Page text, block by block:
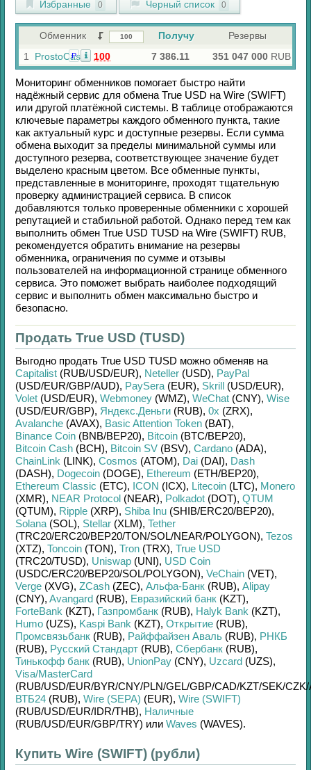
Избранные 0 Черный список 0
Обменник Получу
Резервы
1
ProstoCash
Р 100 7 386.11 351 047 000 RUB
Мониторинг обменников помогает быстро найти
надёжный сервис для обмена True USD на Wire (SWIFT)
или другой платёжной системы. В таблице отображаются
ключевые параметры каждого обменного пункта, такие
как актуальный курс и доступные резервы. Если сумма
обмена выходит за пределы минимальной суммы или
доступного резерва, соответствующее значение будет
выделено красным цветом. Все обменные пункты,
представленные в мониторинге, проходят тщательную
проверку администрацией сервиса. В список
добавляются только проверенные обменники с хорошей
репутацией и стабильной работой. Однако перед тем как
выполнить обмен True USD TUSD на Wire (SWIFT) RUB,
рекомендуется обратить внимание на резервы
обменника, ограничения по сумме и отзывы
пользователей на информационной странице обменного
сервиса. Это поможет выбрать наиболее подходящий
сервис и выполнить обмен максимально быстро и
безопасно.
Продать True USD (TUSD)
Выгодно продать True USD TUSD можно обменяв на
Capitalist (RUB/USD/EUR), Neteller (USD), PayPal
(USD/EUR/GBP/AUD), PaySera (EUR), Skrill (USD/EUR),
Volet (USD/EUR), Webmoney (WMZ), WeChat (CNY), Wise
(USD/EUR/GBP), Яндекс.Деньги (RUB), 0x (ZRX),
Avalanche (AVAX), Basic Attention Token (BAT),
Binance Coin (BNB/BEP20), Bitcoin (BTC/BEP20),
Bitcoin Cash (BCH), Bitcoin SV (BSV), Cardano (ADA),
ChainLink (LINK), Cosmos (ATOM), Dai (DAI), Dash
(DASH), Dogecoin (DOGE), Ethereum (ETH/BEP20),
Ethereum Classic (ETC), ICON (ICX), Litecoin (LTC), Monero
(XMR), NEAR Protocol (NEAR), Polkadot (DOT), QTUM
(QTUM), Ripple (XRP), Shiba Inu (SHIB/ERC20/BEP20),
Solana (SOL), Stellar (XLM), Tether
(TRC20/ERC20/BEP20/TON/SOL/NEAR/POLYGON), Tezos
(XTZ), Toncoin (TON), Tron (TRX), True USD
(TRC20/TUSD), Uniswap (UNI), USD Coin
(USDC/ERC20/BEP20/SOL/POLYGON), VeChain (VET),
Verge (XVG), ZCash (ZEC), Альфа-Банк (RUB), Alipay
(CNY), Avangard (RUB), Евразийский банк (KZT),
ForteBank (KZT), Газпромбанк (RUB), Halyk Bank (KZT),
Humo (UZS), Kaspi Bank (KZT), Открытие (RUB),
Промсвязьбанк (RUB), Райффайзен Аваль (RUB), РНКБ
(RUB), Русский Стандарт (RUB), Сбербанк (RUB),
Тинькофф банк (RUB), UnionPay (CNY), Uzcard (UZS),
Visa/MasterCard
(RUB/USD/EUR/BYR/CNY/PLN/GEL/GBP/CAD/KZT/SEK/CZK/
ВТБ24 (RUB), Wire (SEPA) (EUR), Wire (SWIFT)
(RUB/USD/EUR/IDR/THB), Наличные
(RUB/USD/EUR/GBP/TRY) или Waves (WAVES).
Купить Wire (SWIFT) (рубли)